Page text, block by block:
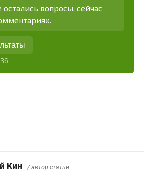
вопросы, сейчас
Кин / автор статьи